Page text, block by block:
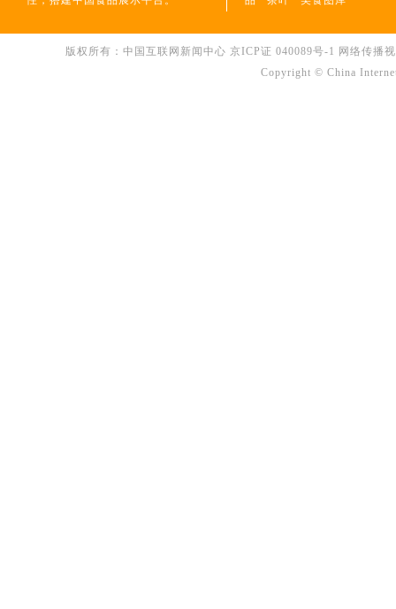
版权所有：中国互联网新闻中心 京ICP证 040089号-1 网络传播
Copyright © China